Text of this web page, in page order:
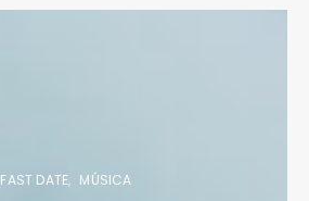
FAST DATE MÚSICA